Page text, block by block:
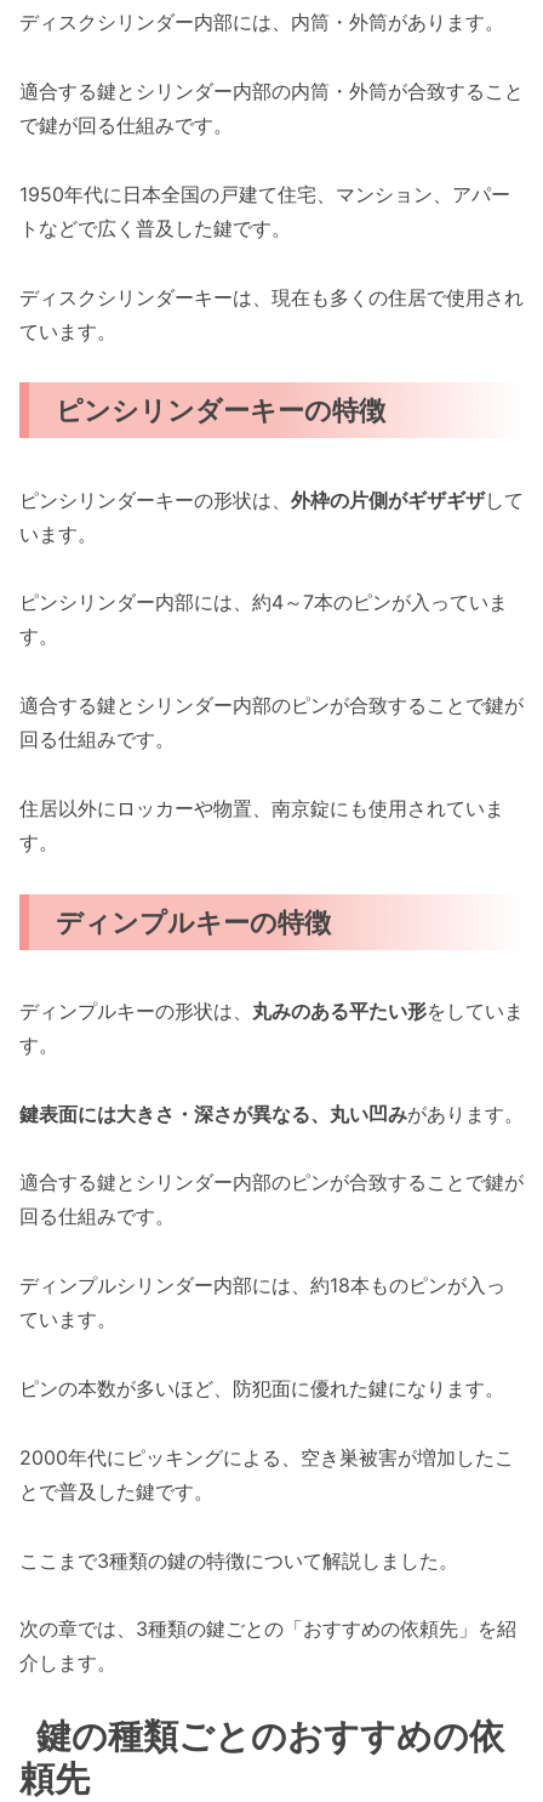
ディスクシリンダー内部には、内筒・外筒があります。
適合する鍵とシリンダー内部の内筒・外筒が合致すること
で鍵が回る仕組みです。
1950年代に日本全国の戸建て住宅、マンション、アパー
トなどで広く普及した鍵です。
ディスクシリンダーキーは、現在も多くの住居で使用され
ています。
ピンシリンダーキーの特徴
ピンシリンダーキーの形状は、 外枠の片側がギザギザして
います。
ピンシリンダー内部には、約4～7本のピンが入っていま
す。
適合する鍵とシリンダー内部のピンが合致することで鍵が
回る仕組みです。
住居以外にロッカーや物置、南京錠にも使用されていま
す。
ディンプルキーの特徴
ディンプルキーの形状は、 丸みのある平たい形をしていま
す。
鍵表面には大きさ・深さが異なる、丸い凹みがあります。
適合する鍵とシリンダー内部のピンが合致することで鍵が
回る仕組みです。
ディンプルシリンダー内部には、約18本ものピンが入っ
ています。
ピンの本数が多いほど、防犯面に優れた鍵になります。
2000年代にピッキングによる、空き巣被害が増加したこ
とで普及した鍵です。
ここまで3種類の鍵の特徴について解説しました。
次の章では、3種類の鍵ごとの「おすすめの依頼先」を紹
介します。
鍵の種類ごとのおすすめの依
頼先